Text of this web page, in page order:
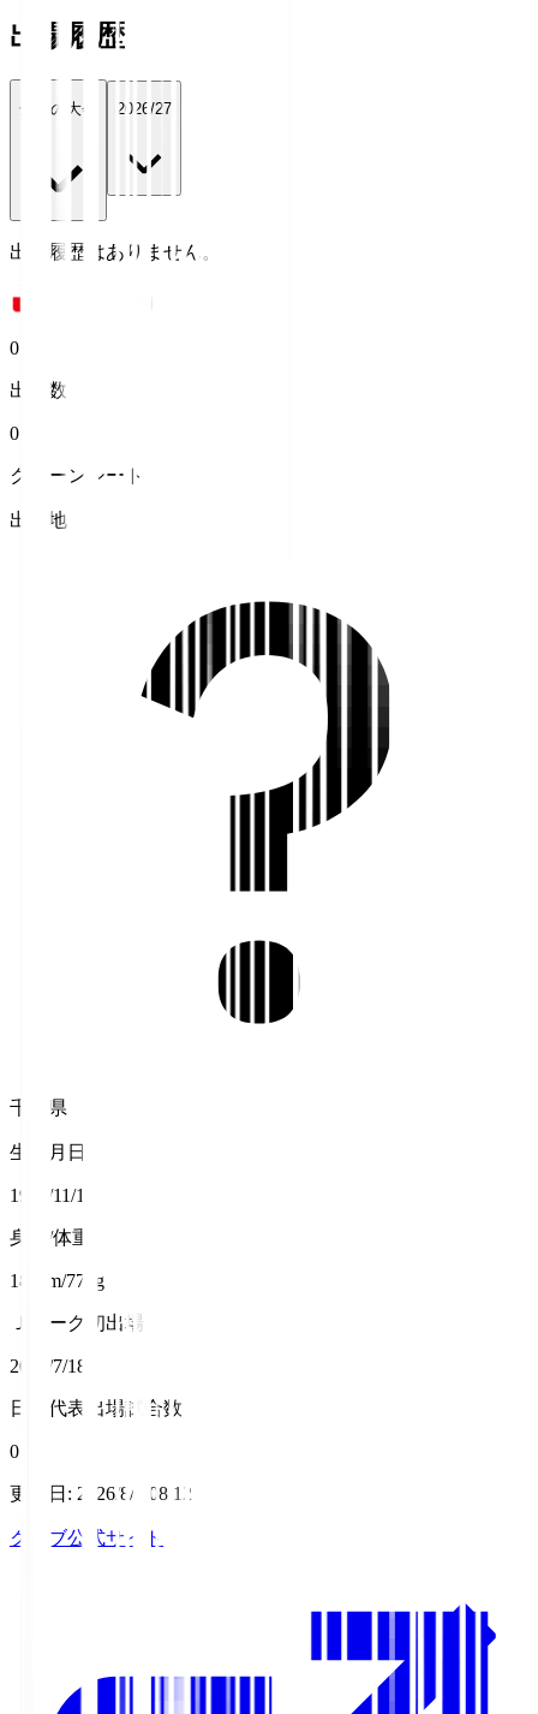
出場履歴
全ての大会 2026/27
出場履歴はありません。
0
出場数
0
クリーンシート
出身地
千葉県
生年月日
1989/11/17
身長/体重
182cm/77kg
Ｊリーグ初出場
2015/7/18
日本代表出場試合数
0
更新日 : 2026/8/7 08:12
クラブ公式サイト